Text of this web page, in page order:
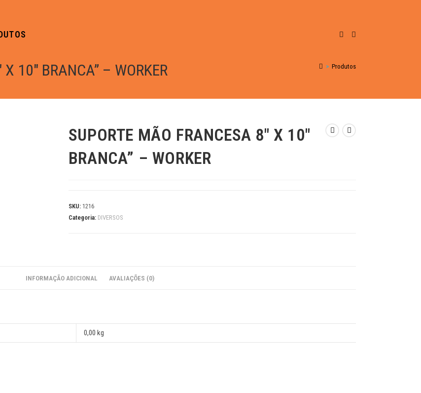
10″ BRANCA” – WORKER > Produtos
SUPORTE MÃO FRANCESA 8″ X 10″
BRANCA” – WORKER
SKU: 1216
Categoria: DIVERSOS
INFORMAÇÃO ADICIONAL AVALIAÇÕES (0)
0,00 kg